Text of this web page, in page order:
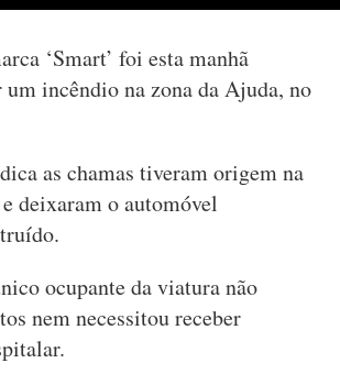
‘Smart’ foi esta manhã
incêndio na zona da Ajuda, no
as chamas tiveram origem na
deixaram o automóvel
ocupante da viatura não
nem necessitou receber